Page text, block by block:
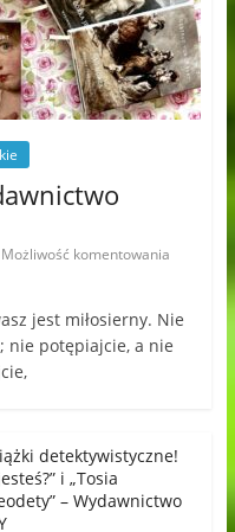
Możliwość komentowania
jest miłosierny. Nie
nie potępiajcie, a nie
detektywistyczne!
i „Tosia
– Wydawnictwo